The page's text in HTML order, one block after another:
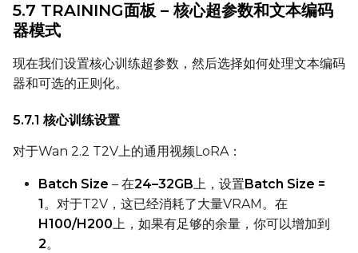
5.7 TRAINING面板 – 核心超参数和文本编码
器模式
现在我们设置核心训练超参数，然后选择如何处理文本编码
器和可选的正则化。
5.7.1 核心训练设置
对于Wan 2.2 T2V上的通用视频LoRA：
Batch Size – 在24–32GB上，设置Batch Size =
1。对于T2V，这已经消耗了大量VRAM。在
H100/H200上，如果有足够的余量，你可以增加到
2。